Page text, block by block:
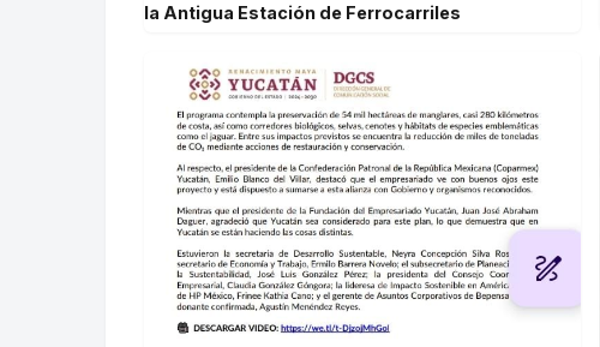
la Antigua Estación de Ferrocarriles